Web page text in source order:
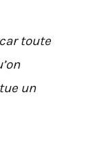
toute
un